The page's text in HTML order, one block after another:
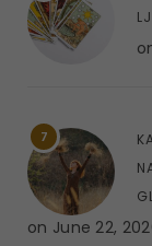
7
on June 22,